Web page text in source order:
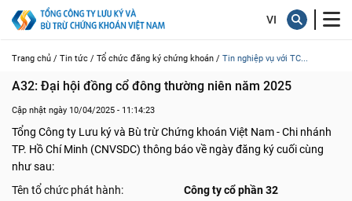
Trang chủ / Tin tức / Tổ chức đăng ký chứng khoán / Tin nghiệp vụ với TC...
A32: Đại hội đồng cổ đông thường niên năm 2025
Cập nhật ngày 10/04/2025 - 11:14:23
Tổng Công ty Lưu ký và Bù trừ Chứng khoán Việt Nam - Chi nhánh
TP. Hồ Chí Minh (CNVSDC) thông báo về ngày đăng ký cuối cùng
như sau:
Tên tổ chức phát hành:
Công ty cổ phần 32